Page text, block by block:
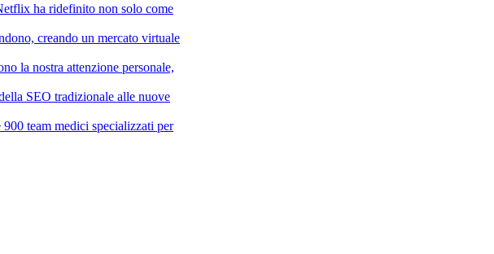
ha ridefinito non solo come
creando un mercato virtuale
la nostra attenzione personale,
SEO tradizionale alle nuove
team medici specializzati per